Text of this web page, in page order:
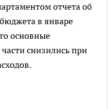
отчета об
в январе
основные
снизились при